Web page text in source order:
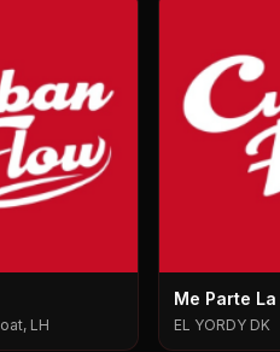
LH
Me Parte
EL YORDY DK